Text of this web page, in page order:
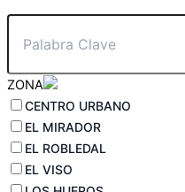
ZONA
CENTRO URBANO
EL MIRADOR
EL ROBLEDAL
EL VISO